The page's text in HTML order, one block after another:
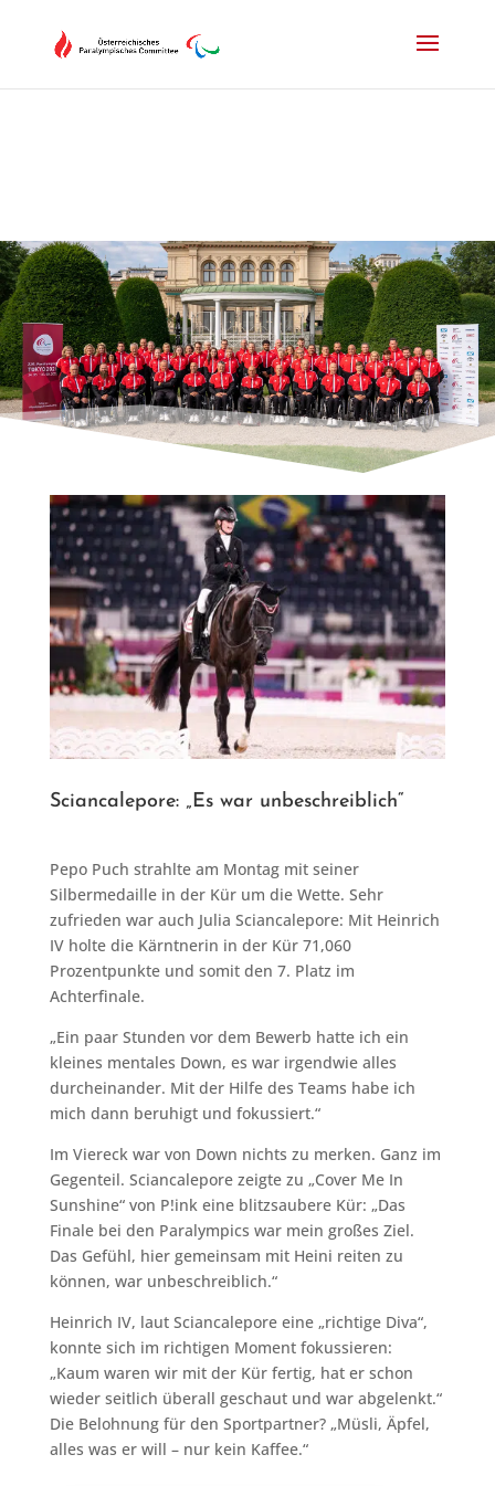
Sciancalepore: „Es war unbeschreiblich“
Pepo Puch strahlte am Montag mit seiner
Silbermedaille in der Kür um die Wette. Sehr
zufrieden war auch Julia Sciancalepore: Mit Heinrich
IV holte die Kärntnerin in der Kür 71,060
Prozentpunkte und somit den 7. Platz im
Achterfinale.
„Ein paar Stunden vor dem Bewerb hatte ich ein
kleines mentales Down, es war irgendwie alles
durcheinander. Mit der Hilfe des Teams habe ich
mich dann beruhigt und fokussiert.“
Im Viereck war von Down nichts zu merken. Ganz im
Gegenteil. Sciancalepore zeigte zu „Cover Me In
Sunshine“ von P!ink eine blitzsaubere Kür: „Das
Finale bei den Paralympics war mein großes Ziel.
Das Gefühl, hier gemeinsam mit Heini reiten zu
können, war unbeschreiblich.“
Heinrich IV, laut Sciancalepore eine „richtige Diva“,
konnte sich im richtigen Moment fokussieren:
„Kaum waren wir mit der Kür fertig, hat er schon
wieder seitlich überall geschaut und war abgelenkt.“
Die Belohnung für den Sportpartner? „Müsli, Äpfel,
alles was er will – nur kein Kaffee.“